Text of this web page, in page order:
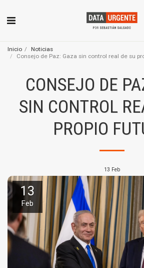
Inicio
Noticias
Consejo de Paz: Gaza sin control real de su
CONSEJO DE
SIN CONTROL
PROPIO
13 Feb
13
Feb